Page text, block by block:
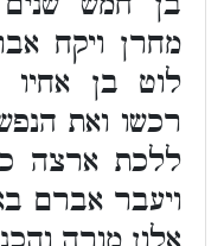
מחרן ויקח
לוט בן
רכשו ואת
ללכת ארצה
ויעבר אברם